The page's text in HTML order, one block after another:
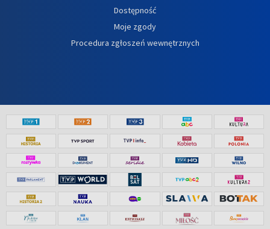
Dostępność
Moje zgody
Procedura zgłoszeń wewnętrznych